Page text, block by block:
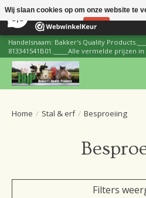
206 Reviews
Handelsnaam: Bakker's Quality
813341541B01._____Alle vermelde prijzen
Home / Stal & erf / Besproeiing
Filters
Wij slaan cookies op om onze website te
Nee